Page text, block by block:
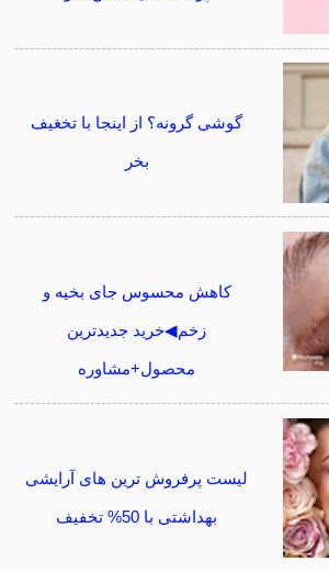
گوشی گرونه؟ از اینجا با تخغیف
بخر
کاهش محسوس جای بخیه و
زخم◀خرید جدیدترین
محصول+مشاوره
لیست پرفروش ترین های آرایشی
بهداشتی با 50% تخفیف